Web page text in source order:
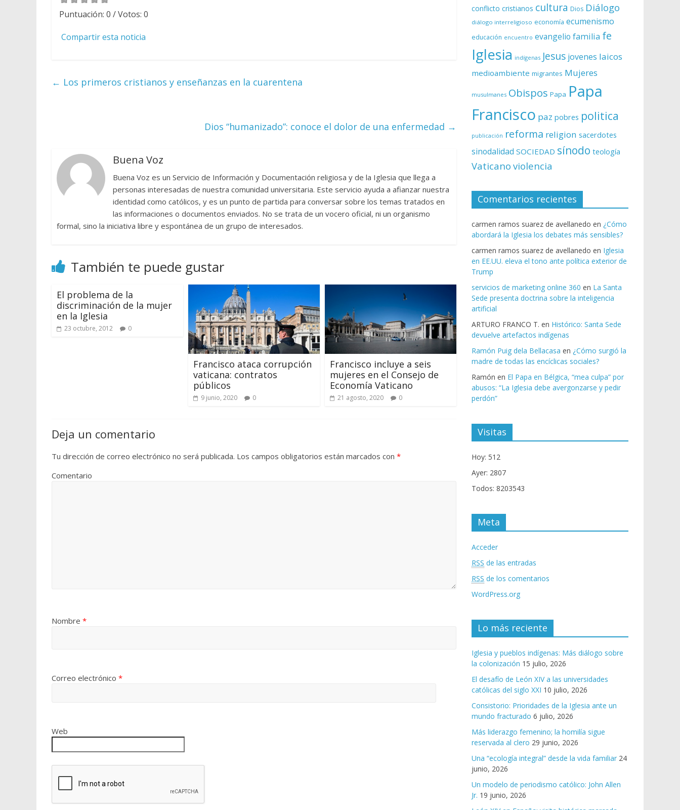
Puntuación: 0 / Votos: 0
Compartir esta noticia
← Los primeros cristianos y enseñanzas en la cuarentena
Dios “humanizado”: conoce el dolor de una enfermedad →
Buena Voz
Buena Voz es un Servicio de Información y Documentación religiosa y de la Iglesia que llega a
personas interesadas de nuestra comunidad universitaria. Este servicio ayuda a afianzar nuestra
identidad como católicos, y es un punto de partida para conversar sobre los temas tratados en
las informaciones o documentos enviados. No se trata de un vocero oficial, ni un organismo
formal, sino la iniciativa libre y espontánea de un grupo de interesados.
También te puede gustar
El problema de la
discriminación de la mujer
en la Iglesia
23 octubre, 2012 0
Francisco ataca corrupción
vaticana: contratos
públicos
9 junio, 2020 0
Francisco incluye a seis
mujeres en el Consejo de
Economía Vaticano
21 agosto, 2020 0
Deja un comentario
Tu dirección de correo electrónico no será publicada. Los campos obligatorios están marcados con *
Comentario
Nombre *
Correo electrónico *
Web
conflicto cristianos cultura Dios Diálogo
diálogo interreligioso economía ecumenismo
educación encuentro evangelio familia fe
Iglesia indígenas Jesus jovenes laicos
medioambiente migrantes Mujeres
musulmanes Obispos Papa Papa
Francisco paz pobres politica
publicación reforma religion sacerdotes
sinodalidad SOCIEDAD sínodo teología
Vaticano violencia
Comentarios recientes
carmen ramos suarez de avellanedo en ¿Cómo
abordará la Iglesia los debates más sensibles?
carmen ramos suarez de avellanedo en Iglesia
en EE.UU. eleva el tono ante política exterior de
Trump
servicios de marketing online 360 en La Santa
Sede presenta doctrina sobre la inteligencia
artificial
ARTURO FRANCO T. en Histórico: Santa Sede
devuelve artefactos indígenas
Ramón Puig dela Bellacasa en ¿Cómo surgió la
madre de todas las encíclicas sociales?
Ramón en El Papa en Bélgica, “mea culpa” por
abusos: “La Iglesia debe avergonzarse y pedir
perdón”
Visitas
Hoy: 512
Ayer: 2807
Todos: 8203543
Meta
Acceder
RSS de las entradas
RSS de los comentarios
WordPress.org
Lo más reciente
Iglesia y pueblos indígenas: Más diálogo sobre
la colonización 15 julio, 2026
El desafío de León XIV a las universidades
católicas del siglo XXI 10 julio, 2026
Consistorio: Prioridades de la Iglesia ante un
mundo fracturado 6 julio, 2026
Más liderazgo femenino; la homilía sigue
reservada al clero 29 junio, 2026
Una “ecología integral” desde la vida familiar 24
junio, 2026
Un modelo de periodismo católico: John Allen
Jr. 19 junio, 2026